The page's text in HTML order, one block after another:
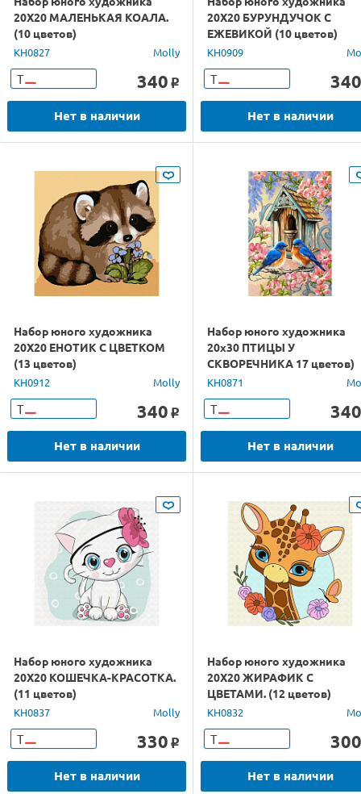
20Х20 МАЛЕНЬКАЯ КОАЛА.
(10 цветов)
KH0827 Molly
Т 340 o
Нет в наличии
20Х20 БУРУНДУЧОК С
ЕЖЕВИКОЙ (10 цветов)
KH0909
Т 340
Нет в наличии
Набор юного художника
20Х20 ЕНОТИК С ЦВЕТКОМ
(13 цветов)
KH0912 Molly
Т 340 o
Нет в наличии
Набор юного художника
20х30 ПТИЦЫ У
СКВОРЕЧНИКА 17 цветов)
KH0871
Т 340
Нет в наличии
Набор юного художника
20Х20 КОШЕЧКА-КРАСОТКА.
(11 цветов)
KH0837 Molly
Т 330 o
Нет в наличии
Набор юного художника
20Х20 ЖИРАФИК С
ЦВЕТАМИ. (12 цветов)
KH0832
Т 300
Нет в наличии